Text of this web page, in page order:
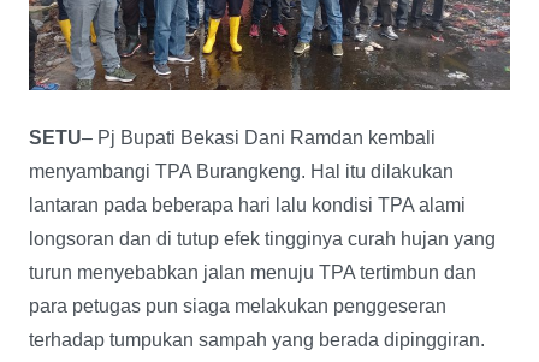
SETU– Pj Bupati Bekasi Dani Ramdan kembali
menyambangi TPA Burangkeng. Hal itu dilakukan
lantaran pada beberapa hari lalu kondisi TPA alami
longsoran dan di tutup efek tingginya curah hujan yang
turun menyebabkan jalan menuju TPA tertimbun dan
para petugas pun siaga melakukan penggeseran
terhadap tumpukan sampah yang berada dipinggiran.